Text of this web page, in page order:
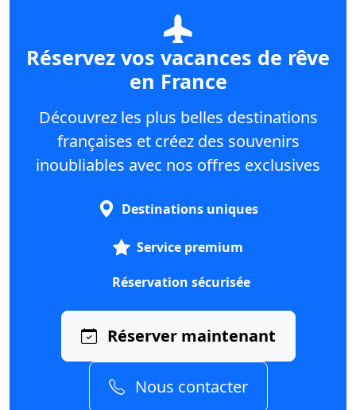
Réservez vos vacances de rêve
en France
Découvrez les plus belles destinations
françaises et créez des souvenirs
inoubliables avec nos offres exclusives
Destinations uniques
Service premium
Réservation sécurisée
Réserver maintenant
Nous contacter